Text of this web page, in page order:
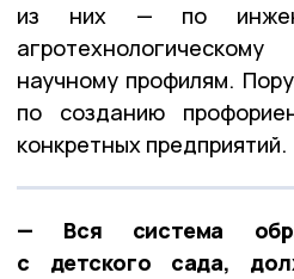
из них — по
научному профилям.
по созданию
конкретных предприятий.
— Вся система
с детского сада,